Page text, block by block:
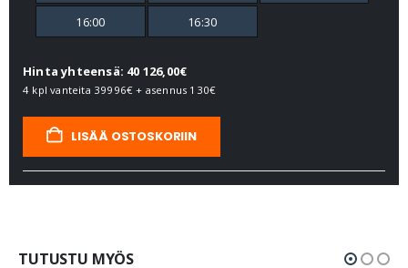
16:00 16:30
Hinta yhteensä: 40 126,00€
4 kpl vanteita 39996€ + asennus 130€
LISÄÄ OSTOSKORIIN
TUTUSTU MYÖS